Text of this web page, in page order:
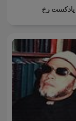
پادکست رخ